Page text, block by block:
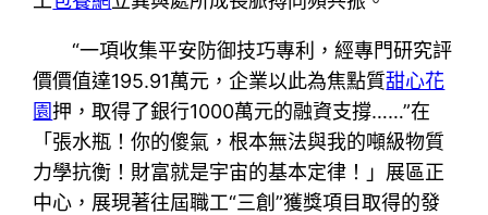
“一項收集平安防御技巧專利，經專門研究評
價價值達195.91萬元，企業以此為焦點質甜心花
園押，取得了銀行1000萬元的融資支撐……”在
「張水瓶！你的傻氣，根本無法與我的噸級物質
力學抗衡！財富就是宇宙的基本定律！」展區正
中心，展現著往屆職工“三創”獲獎項目取得的發